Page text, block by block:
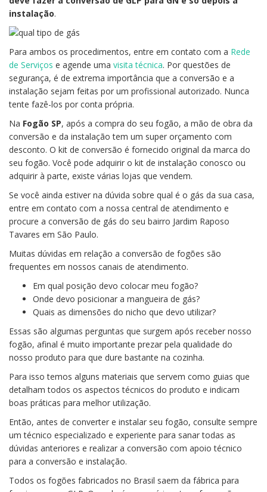
instalação.
Para ambos os procedimentos, entre em contato com a Rede
de Serviços e agende uma visita técnica. Por questões de
segurança, é de extrema importância que a conversão e a
instalação sejam feitas por um profissional autorizado. Nunca
tente fazê-los por conta própria.
Na Fogão SP, após a compra do seu fogão, a mão de obra da
conversão e da instalação tem um super orçamento com
desconto. O kit de conversão é fornecido original da marca do
seu fogão. Você pode adquirir o kit de instalação conosco ou
adquirir à parte, existe várias lojas que vendem.
Se você ainda estiver na dúvida sobre qual é o gás da sua casa,
entre em contato com a nossa central de atendimento e
procure a conversão de gás do seu bairro Jardim Raposo
Tavares em São Paulo.
Muitas dúvidas em relação a conversão de fogões são
frequentes em nossos canais de atendimento.
Em qual posição devo colocar meu fogão?
Onde devo posicionar a mangueira de gás?
Quais as dimensões do nicho que devo utilizar?
Essas são algumas perguntas que surgem após receber nosso
fogão, afinal é muito importante prezar pela qualidade do
nosso produto para que dure bastante na cozinha.
Para isso temos alguns materiais que servem como guias que
detalham todos os aspectos técnicos do produto e indicam
boas práticas para melhor utilização.
Então, antes de converter e instalar seu fogão, consulte sempre
um técnico especializado e experiente para sanar todas as
dúvidas anteriores e realizar a conversão com apoio técnico
para a conversão e instalação.
Todos os fogões fabricados no Brasil saem da fábrica para